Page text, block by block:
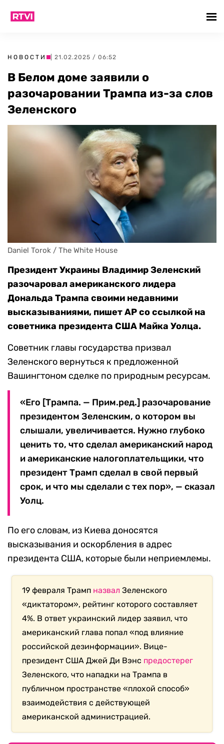
НОВОСТИ | 21.02.2025 / 06:52
В Белом доме заявили о
разочаровании Трампа из-за слов
Зеленского
Daniel Torok / The White House
Президент Украины Владимир Зеленский
разочаровал американского лидера
Дональда Трампа своими недавними
высказываниями, пишет AP со ссылкой на
советника президента США Майка Уолца.
Советник главы государства призвал
Зеленского вернуться к предложенной
Вашингтоном сделке по природным ресурсам.
«Его [Трампа. — Прим.ред.] разочарование
президентом Зеленским, о котором вы
слышали, увеличивается. Нужно глубоко
ценить то, что сделал американский народ
и американские налогоплательщики, что
президент Трамп сделал в свой первый
срок, и что мы сделали с тех пор», — сказал
Уолц.
По его словам, из Киева доносятся
высказывания и оскорбления в адрес
президента США, которые были неприемлемы.
19 февраля Трамп назвал Зеленского
«диктатором», рейтинг которого составляет
4%. В ответ украинский лидер заявил, что
американский глава попал «под влияние
российской дезинформации». Вице-
президент США Джей Ди Вэнс предостерег
Зеленского, что нападки на Трампа в
публичном пространстве «плохой способ»
взаимодействия с действующей
американской администрацией.